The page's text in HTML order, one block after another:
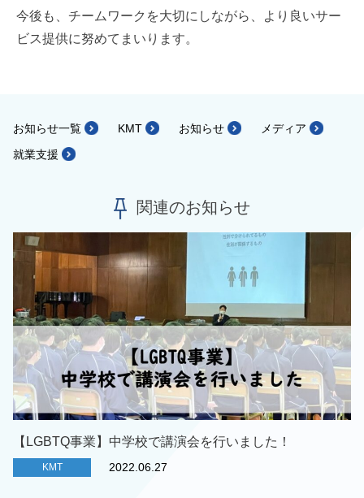
今後も、チームワークを大切にしながら、より良いサー
ビス提供に努めてまいります。
お知らせ一覧 KMT お知らせ
メディア
就業支援
関連のお知らせ
【LGBTQ事業】中学校で講演会を行いました！
KMT 2022.06.27